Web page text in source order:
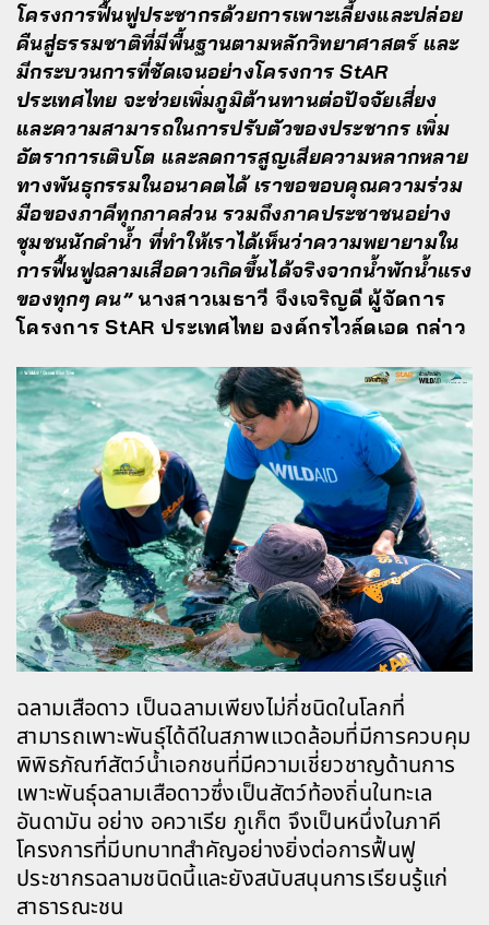
โครงการฟื้นฟูประชากรด้วยการเพาะเลี้ยงและปล่อย
คืนสู่ธรรมชาติที่มีพื้นฐานตามหลักวิทยาศาสตร์ และ
มีกระบวนการที่ชัดเจนอย่างโครงการ StAR
ประเทศไทย จะช่วยเพิ่มภูมิต้านทานต่อปัจจัยเสี่ยง
และความสามารถในการปรับตัวของประชากร เพิ่ม
อัตราการเติบโต และลดการสูญเสียความหลากหลาย
ทางพันธุกรรมในอนาคตได้ เราขอขอบคุณความร่วม
มือของภาคีทุกภาคส่วน รวมถึงภาคประชาชนอย่าง
ชุมชนนักดำน้ำ ที่ทำให้เราได้เห็นว่าความพยายามใน
การฟื้นฟูฉลามเสือดาวเกิดขึ้นได้จริงจากน้ำพักน้ำแรง
ของทุกๆ คน” นางสาวเมธาวี จึงเจริญดี ผู้จัดการ
โครงการ StAR ประเทศไทย องค์กรไวล์ดเอด กล่าว
ฉลามเสือดาว เป็นฉลามเพียงไม่กี่ชนิดในโลกที่
สามารถเพาะพันธุ์ได้ดีในสภาพแวดล้อมที่มีการควบคุม
พิพิธภัณฑ์สัตว์น้ำเอกชนที่มีความเชี่ยวชาญด้านการ
เพาะพันธุ์ฉลามเสือดาวซึ่งเป็นสัตว์ท้องถิ่นในทะเล
อันดามัน อย่าง อควาเรีย ภูเก็ต จึงเป็นหนึ่งในภาคี
โครงการที่มีบทบาทสำคัญอย่างยิ่งต่อการฟื้นฟู
ประชากรฉลามชนิดนี้และยังสนับสนุนการเรียนรู้แก่
สาธารณะชน